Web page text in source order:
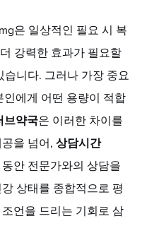
은 일상적인 필요 시 복
강력한 효과가 필요할
습니다. 그러나 가장 중요
인에게 어떤 용량이 적합
브약국은 이러한 차이를
을 넘어, 상담시간
동안 전문가와의 상담을
상태를 종합적으로 평
언을 드리는 기회로 삼